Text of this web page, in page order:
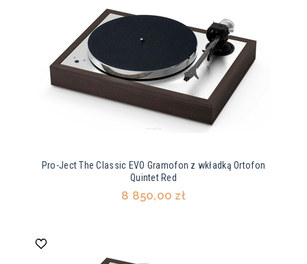
Pro-Ject The Classic EVO Gramofon z wkładką Ortofon
Quintet Red
8 850,00 zł